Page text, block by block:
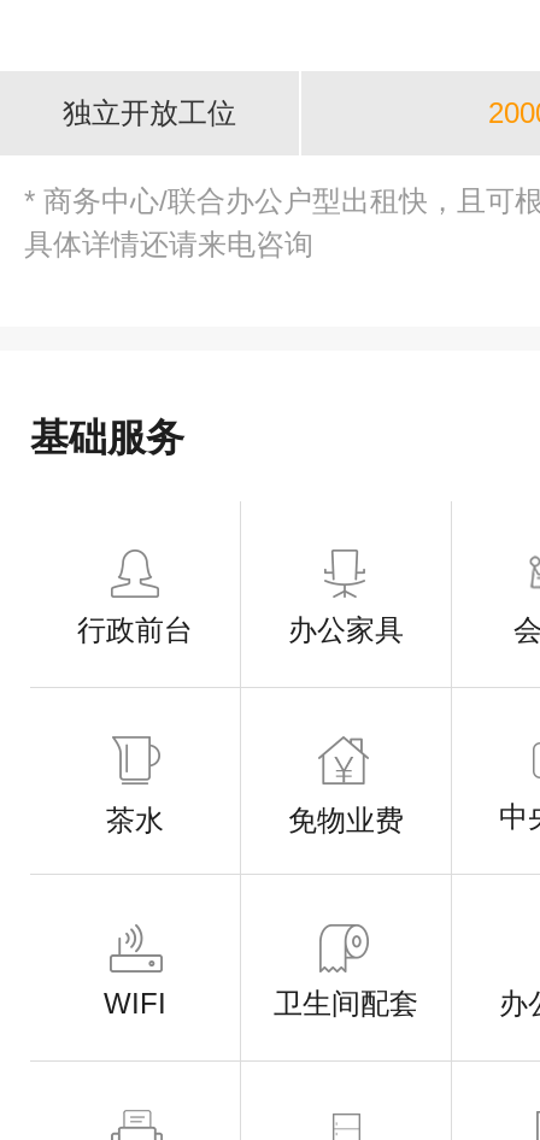
独立开放工位
* 商务中心/联合办公户型出租快，且可
具体详情还请来电咨询
基础服务
行政前台 办公家具
茶水 免物业费 中
WIFI 卫生间配套 办